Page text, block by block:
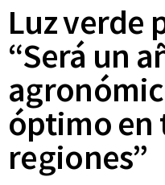
Luz verde
“Será un
óptimo en
regiones”